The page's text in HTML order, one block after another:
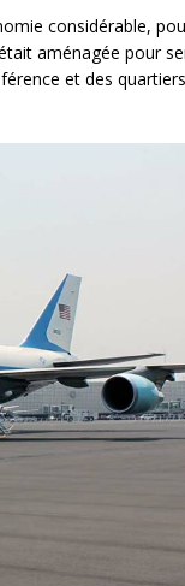
considérable,
aménagée pour
et des